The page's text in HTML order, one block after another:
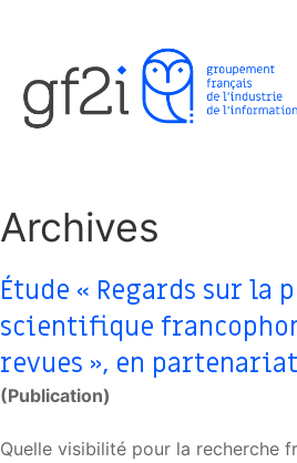
Archives
Étude « Regards sur la
scientifique
revues », en
(Publication)
Quelle visibilité pour la recherche